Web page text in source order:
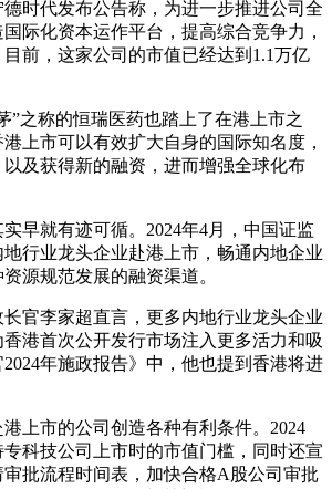
德时代发布公告称，为进一步推进公司全
际化资本运作平台，提高综合竞争力，
前，这家公司的市值已经达到1.1万亿
”之称的恒瑞医药也踏上了在港上市之
上市可以有效扩大自身的国际知名度，
及获得新的融资，进而增强全球化布
早就有迹可循。2024年4月，中国证监
行业龙头企业赴港上市，畅通内地企业
源规范发展的融资渠道。
官李家超直言，更多内地行业龙头企业
港首次公开发行市场注入更多活力和吸
年施政报告》中，他也提到香港将进
上市的公司创造各种有利条件。2024
科技公司上市时的市值门槛，同时还宣
批流程时间表，加快合格A股公司审批